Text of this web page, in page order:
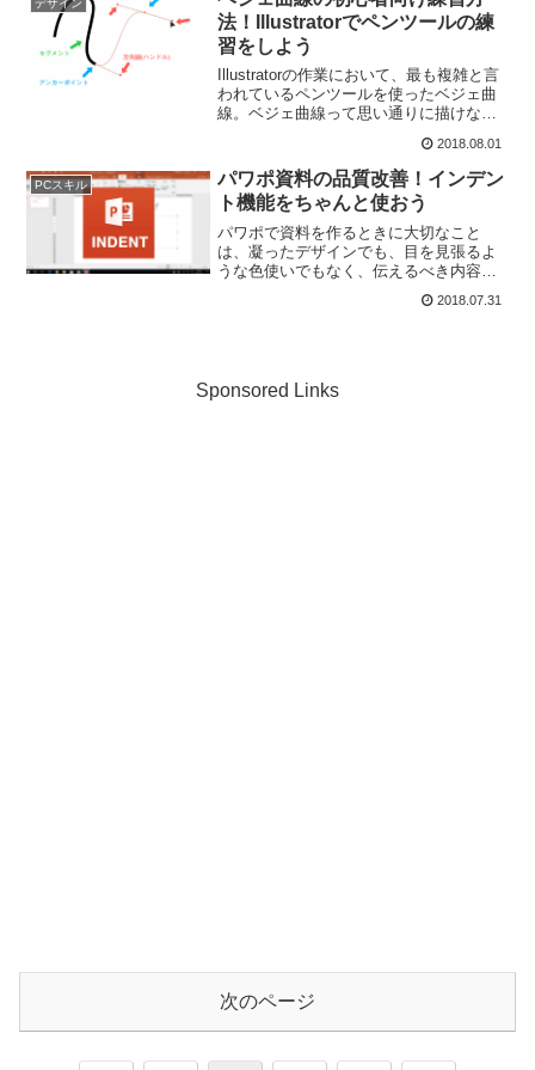
て取っておく人は多いと思...
デザイン
法！Illustratorでペンツールの練
習をしよう
Illustratorの作業において、最も複雑と言
われているペンツールを使ったベジェ曲
線。ベジェ曲線って思い通りに描けない
ので、いつも当てずっぽうで曲線を描い
てます…。という方も多いのではないで
しょうか？...
2018.08.01
PCスキル
パワポ資料の品質改善！インデン
ト機能をちゃんと使おう
パワポで資料を作るときに大切なこと
は、凝ったデザインでも、目を見張るよ
うな色使いでもなく、伝えるべき内容が
ったデザインにする必要はなくても、数
2018.07.31
Sponsored Links
次のページ